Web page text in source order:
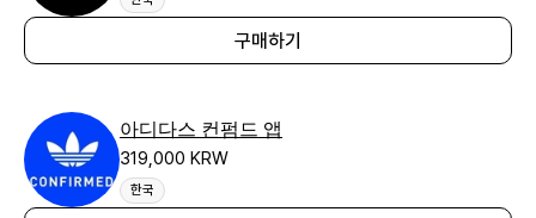
구매하기
아디다스 컨펌드 앱
319,000 KRW
한국